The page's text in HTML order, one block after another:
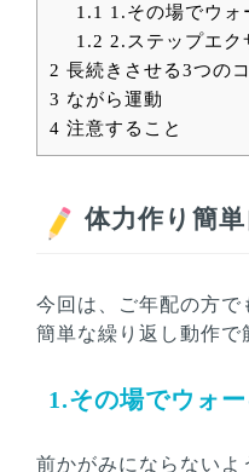
1.1 1.その場でウォ
1.2 2.ステップエク
2 長続きさせる3つの
3 ながら運動
4 注意すること
体力作り簡
今回は、ご年配の方で
簡単な繰り返し動作で
1.その場でウォ
前かがみにならないよ